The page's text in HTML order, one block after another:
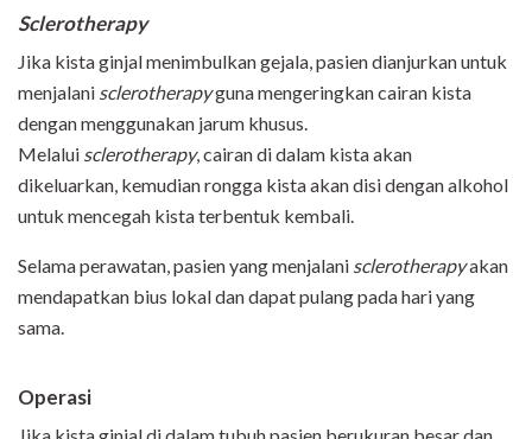
Sclerotherapy
Jika kista ginjal menimbulkan gejala, pasien dianjurkan untuk
menjalani sclerotherapyguna mengeringkan cairan kista
dengan menggunakan jarum khusus.
Melalui sclerotherapy, cairan di dalam kista akan
dikeluarkan, kemudian rongga kista akan disi dengan alkohol
untuk mencegah kista terbentuk kembali.
Selama perawatan, pasien yang menjalani sclerotherapyakan
mendapatkan bius lokal dan dapat pulang pada hari yang
sama.
Operasi